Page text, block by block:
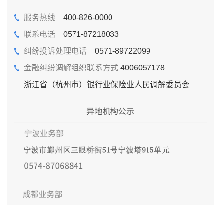
服务热线 400-826-0000
联系电话0571-87218033
纠纷投诉处理电话0571-89722099
金融纠纷调解组织联系方式4006057178
浙江省（杭州市）银行业保险业人民调解委员会